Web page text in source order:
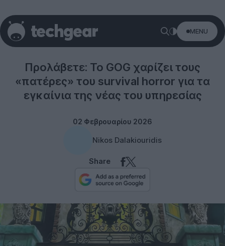
MENU
Προλάβετε: Το GOG χαρίζει τους
«πατέρες» του survival horror για τα
εγκαίνια της νέας του υπηρεσίας
02 Φεβρουαρίου 2026
Nikos Dalakiouridis
Share